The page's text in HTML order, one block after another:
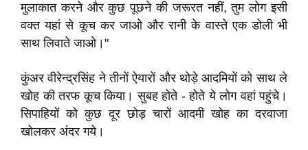
मुलाकात करने और कुछ पूछने की जरूरत नहीं, तुम लोग इसी
वक्त यहां से कूच कर जाओ और रानी के वास्ते एक डोली भी
साथ लिवाते जाओ।"
कुंअर वीरेन्द्रसिंह ने तीनों ऐयारों और थोड़े आदमियों को साथ ले
खोह की तरफ कूच किया। सुबह होते - होते ये लोग वहां पहुंचे।
सिपाहियों को कुछ दूर छोड़ चारों आदमी खोह का दरवाजा
खोलकर अंदर गये।